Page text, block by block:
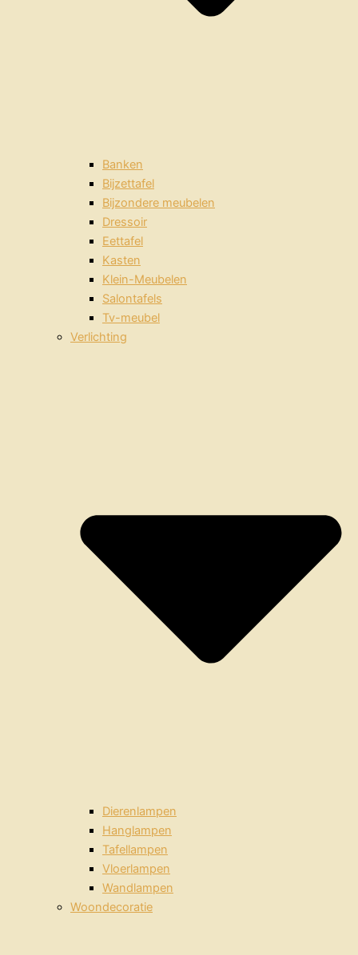
Banken
Bijzettafel
Bijzondere meubelen
Dressoir
Eettafel
Kasten
Klein-Meubelen
Salontafels
Tv-meubel
Verlichting
Dierenlampen
Hanglampen
Tafellampen
Vloerlampen
Wandlampen
Woondecoratie